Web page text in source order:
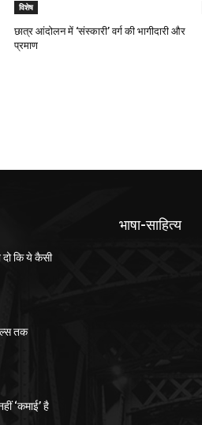
विशेष
छात्र आंदोलन में ‘संस्कारी’ वर्ग की भागीदारी और
प्रमाण
कि ये कैसी
तक
‘कमाई’ है
भाषा-साहित्य